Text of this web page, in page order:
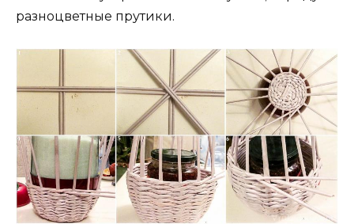
разноцветные прутики.